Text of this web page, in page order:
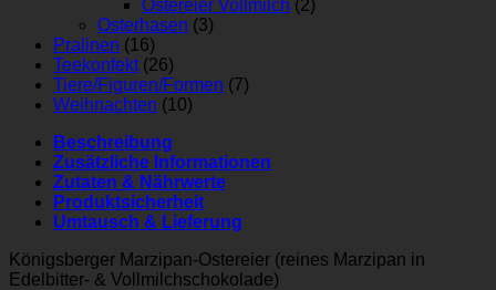
Ostereier Vollmilch (2)
Osterhasen (3)
Pralinen (16)
Teekonfekt (26)
Tiere/Figuren/Formen (7)
Weihnachten (10)
Beschreibung
Zusätzliche Informationen
Zutaten & Nährwerte
Produktsicherheit
Umtausch & Lieferung
Königsberger Marzipan-Ostereier (reines Marzipan in
Edelbitter- & Vollmilchschokolade)